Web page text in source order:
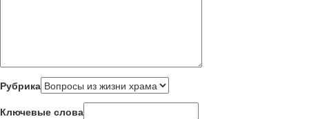
Рубрика
Ключевые слова